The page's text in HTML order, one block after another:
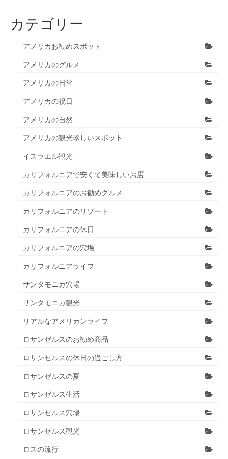
カテゴリー
アメリカお勧めスポット
アメリカのグルメ
アメリカの日常
アメリカの祝日
アメリカの自然
アメリカの観光珍しいスポット
イスラエル観光
カリフォルニアで安くて美味しいお店
カリフォルニアのお勧めグルメ
カリフォルニアのリゾート
カリフォルニアの休日
カリフォルニアの穴場
カリフォルニアライフ
サンタモニカ穴場
サンタモニカ観光
リアルなアメリカンライフ
ロサンゼルスのお勧め商品
ロサンゼルスの休日の過ごし方
ロサンゼルスの夏
ロサンゼルス生活
ロサンゼルス穴場
ロサンゼルス観光
ロスの流行